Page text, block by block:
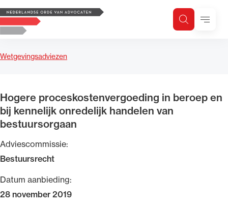
Logo, to the homepage
ZoekenMenu
Wetgevingsadviezen
Hogere proceskostenvergoeding in beroep en
bij kennelijk onredelijk handelen van
bestuursorgaan
Adviescommissie:
Bestuursrecht
Datum aanbieding:
28 november 2019
Zoeken
Zoek op trefwoord